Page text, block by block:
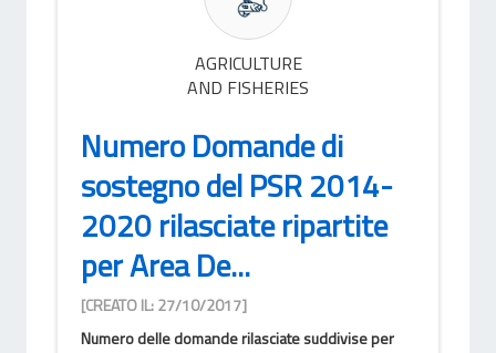
AGRICULTURE
AND FISHERIES
Numero Domande di
sostegno del PSR 2014-
2020 rilasciate ripartite
per Area De...
[CREATO IL: 27/10/2017]
Numero delle domande rilasciate suddivise per